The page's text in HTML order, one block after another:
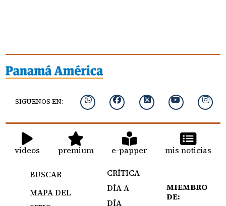
SIGUENOS EN:
videos premium e-papper mis noticias
BUSCAR
MAPA DEL
CRÍTICA
DÍA A
DÍA
MIEMBRO
DE: